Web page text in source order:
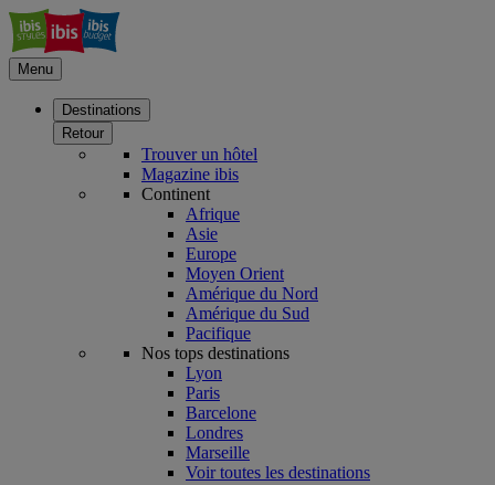
Menu
Destinations
Retour
Trouver un hôtel
Magazine ibis
Continent
Afrique
Asie
Europe
Moyen Orient
Amérique du Nord
Amérique du Sud
Pacifique
Nos tops destinations
Lyon
Paris
Barcelone
Londres
Marseille
Voir toutes les destinations